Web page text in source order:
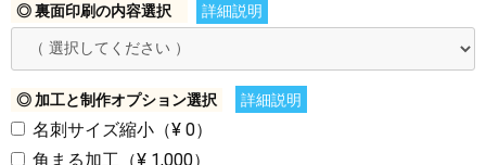
◎ 裏面印刷の内容選択 詳細説明
◎ 加工と制作オプション選択 詳細説明
名刺サイズ縮小（¥ 0）
角まる加工（¥ 1,000）